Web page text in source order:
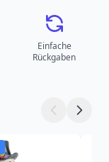
Einfache
Rückgaben